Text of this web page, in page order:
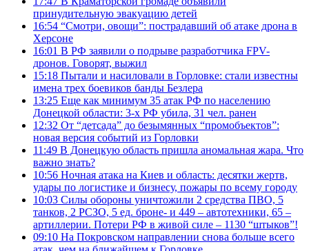
принудительную эвакуацию детей
16:54 “Смотри, овощи”: пострадавший об атаке дрона в
Херсоне
16:01 В РФ заявили о подрыве разработчика FPV-
дронов. Говорят, выжил
15:18 Пытали и насиловали в Горловке: стали известны
имена трех боевиков банды Безлера
13:25 Еще как минимум 35 атак РФ по населению
Донецкой области: 3-х РФ убила, 31 чел. ранен
12:32 От “детсада” до безымянных “промобъектов”:
новая версия событий из Горловки
11:49 В Донецкую область пришла аномальная жара. Что
важно знать?
10:56 Ночная атака на Киев и область: десятки жертв,
удары по логистике и бизнесу, пожары по всему городу
10:03 Силы обороны уничтожили 2 средства ПВО, 5
танков, 2 РСЗО, 5 ед. броне- и 449 – автотехники, 65 –
артиллерии. Потери РФ в живой силе – 1130 “штыков”!
09:10 На Покровском направлении снова больше всего